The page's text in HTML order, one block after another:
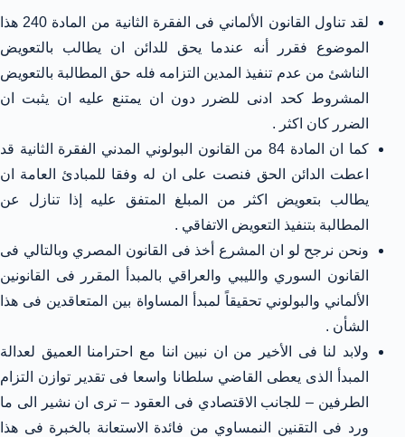
لقد تناول القانون الألماني فى الفقرة الثانية من المادة 240 هذا
الموضوع فقرر أنه عندما يحق للدائن ان يطالب بالتعويض
الناشئ من عدم تنفيذ المدين التزامه فله حق المطالبة بالتعويض
المشروط كحد ادنى للضرر دون ان يمتنع عليه ان يثبت ان
الضرر كان اكثر .
كما ان المادة 84 من القانون البولوني المدني الفقرة الثانية قد
اعطت الدائن الحق فنصت على ان له وفقا للمبادئ العامة ان
يطالب بتعويض اكثر من المبلغ المتفق عليه إذا تنازل عن
المطالبة بتنفيذ التعويض الاتفاقي .
ونحن نرجح لو ان المشرع أخذ فى القانون المصري وبالتالي فى
القانون السوري والليبي والعراقي بالمبدأ المقرر فى القانونين
الألماني والبولوني تحقيقاً لمبدأ المساواة بين المتعاقدين فى هذا
الشأن .
ولابد لنا فى الأخير من ان نبين اننا مع احترامنا العميق لعدالة
المبدأ الذى يعطى القاضي سلطانا واسعا فى تقدير توازن التزام
الطرفين – للجانب الاقتصادي فى العقود – ترى ان نشير الى ما
ورد فى التقنين النمساوي من فائدة الاستعانة بالخبرة فى هذا